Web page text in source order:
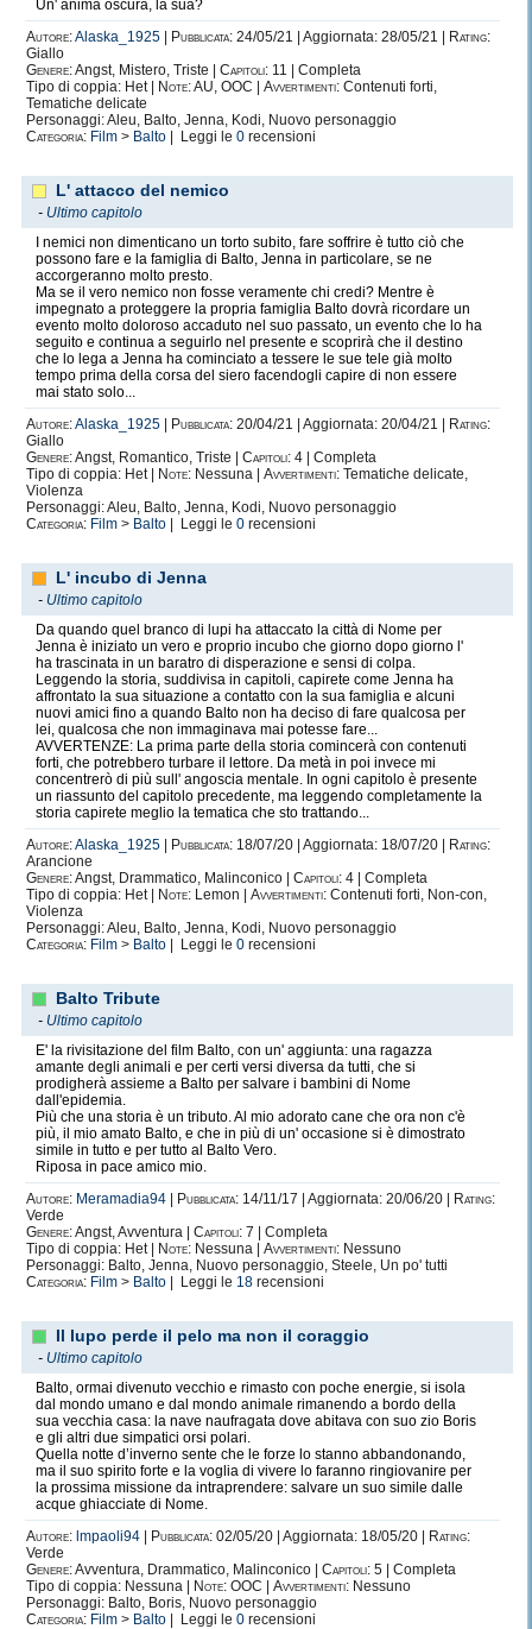
Un' anima oscura, la sua?
Autore:Alaska_1925 Pubblicata: 24/05/21 | Aggiornata: 28/05/21 |
Rating:
Giallo
Genere:Angst, Mistero, Triste | Capitoli: 11 | Completa
Tipo di coppia: Het |
Note:AU, OOC | Avvertimenti: Contenuti forti,
Tematiche delicate
Personaggi: Aleu, Balto, Jenna, Kodi, Nuovo personaggio
Categoria: Film > Balto | Leggi le 0 recensioni
L' attacco del nemico
- Ultimo capitolo
I nemici non dimenticano un torto subito, fare soffrire è tutto ciò che
possono fare e la famiglia di Balto, Jenna in particolare, se ne
accorgeranno molto presto.
Ma se il vero nemico non fosse veramente chi credi? Mentre è
impegnato a proteggere la propria famiglia Balto dovrà ricordare un
evento molto doloroso accaduto nel suo passato, un evento che lo ha
seguito e continua a seguirlo nel presente e scoprirà che il destino
che lo lega a Jenna ha cominciato a tessere le sue tele già molto
tempo prima della corsa del siero facendogli capire di non essere
mai stato solo...
Autore:Alaska_1925 Pubblicata: 20/04/21 | Aggiornata: 20/04/21 |
Rating:
Giallo
Genere:Angst, Romantico, Triste | Capitoli: 4 | Completa
Tipo di coppia: Het |
Note: Nessuna | Avvertimenti: Tematiche delicate,
Violenza
Personaggi: Aleu, Balto, Jenna, Kodi, Nuovo personaggio
Categoria: Film > Balto | Leggi le 0 recensioni
L' incubo di Jenna
- Ultimo capitolo
Da quando quel branco di lupi ha attaccato la città di Nome per
Jenna è iniziato un vero e proprio incubo che giorno dopo giorno l'
ha trascinata in un baratro di disperazione e sensi di colpa.
Leggendo la storia, suddivisa in capitoli, capirete come Jenna ha
affrontato la sua situazione a contatto con la sua famiglia e alcuni
nuovi amici fino a quando Balto non ha deciso di fare qualcosa per
lei, qualcosa che non immaginava mai potesse fare...
AVVERTENZE: La prima parte della storia comincerà con contenuti
forti, che potrebbero turbare il lettore. Da metà in poi invece mi
concentrerò di più sull' angoscia mentale. In ogni capitolo è presente
un riassunto del capitolo precedente, ma leggendo completamente la
storia capirete meglio la tematica che sto trattando...
Autore:Alaska_1925 Pubblicata: 18/07/20 | Aggiornata: 18/07/20 |
Rating:
Arancione
Genere:Angst, Drammatico, Malinconico | Capitoli: 4 | Completa
Tipo di coppia: Het |
Note: Lemon | Avvertimenti: Contenuti forti, Non-con,
Violenza
Personaggi: Aleu, Balto, Jenna, Kodi, Nuovo personaggio
Categoria: Film > Balto | Leggi le 0 recensioni
Balto Tribute
- Ultimo capitolo
E' la rivisitazione del film Balto, con un' aggiunta: una ragazza
amante degli animali e per certi versi diversa da tutti, che si
prodigherà assieme a Balto per salvare i bambini di Nome
dall'epidemia.
Più che una storia è un tributo. Al mio adorato cane che ora non c'è
più, il mio amato Balto, e che in più di un' occasione si è dimostrato
simile in tutto e per tutto al Balto Vero.
Riposa in pace amico mio.
Autore: Meramadia94 Pubblicata: 14/11/17 | Aggiornata: 20/06/20 |
Rating:
Verde
Genere:Angst, Avventura | Capitoli: 7 | Completa
Tipo di coppia: Het |
Note: Nessuna | Avvertimenti: Nessuno
Personaggi: Balto, Jenna, Nuovo personaggio, Steele, Un po' tutti
Categoria: Film > Balto | Leggi le 18 recensioni
Il lupo perde il pelo ma non il coraggio
- Ultimo capitolo
Balto, ormai divenuto vecchio e rimasto con poche energie, si isola
dal mondo umano e dal mondo animale rimanendo a bordo della
sua vecchia casa: la nave naufragata dove abitava con suo zio Boris
e gli altri due simpatici orsi polari.
Quella notte d’inverno sente che le forze lo stanno abbandonando,
ma il suo spirito forte e la voglia di vivere lo faranno ringiovanire per
la prossima missione da intraprendere: salvare un suo simile dalle
acque ghiacciate di Nome.
Autore: lmpaoli94 Pubblicata: 02/05/20 | Aggiornata: 18/05/20 |
Rating:
Verde
Genere:Avventura, Drammatico, Malinconico | Capitoli: 5 | Completa
Tipo di coppia: Nessuna |
Note: OOC | Avvertimenti: Nessuno
Personaggi: Balto, Boris, Nuovo personaggio
Categoria: Film > Balto | Leggi le 0 recensioni